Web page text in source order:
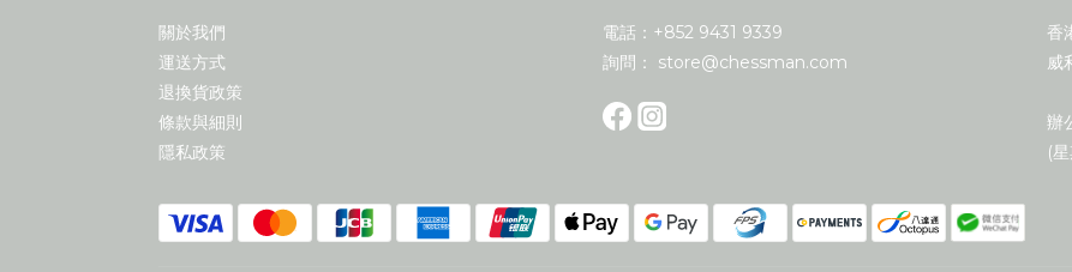
關於我們
運送方式
退換貨政策
條款與細則
隱私政策
電話：+852 9431 9339
詢問： store@chessman.com
香
威
辦
(